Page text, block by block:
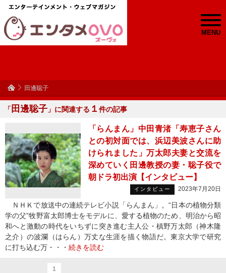
MENU
田邊聡子
「 田邊聡子 」に関連する １ 件の記事
「らんまん」中田青渚「寿恵子さん
との初対面では、浜辺美波さんに助
けられました」万太郎夫妻と交流を
深めていく田邊教授の妻・聡子役で
朝ドラ初出演【インタビュー】
インタビュー 2023年7月20日
ＮＨＫで放送中の連続テレビ小説「らんまん」。“日本の植物分類
学の父”牧野富太郎博士をモデルに、愛する植物のため、明治から昭
和へと激動の時代をいちずに突き進む主人公・槙野万太郎（神木隆
之介）の波瀾（はらん）万丈な生涯を描く物語だ。東京大学で研究
に打ち込む万・・・ 続きを読む
1